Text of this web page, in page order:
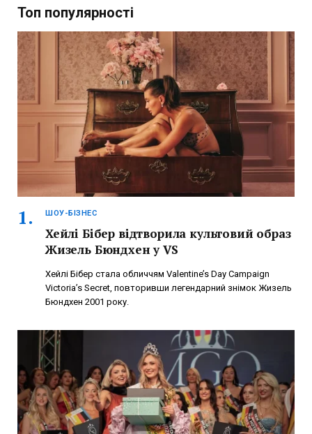
Топ популярності
ШОУ-БІЗНЕС
Хейлі Бібер відтворила культовий образ
Жизель Бюндхен у VS
Хейлі Бібер стала обличчям Valentine’s Day Campaign
Victoria’s Secret, повторивши легендарний знімок Жизель
Бюндхен 2001 року.